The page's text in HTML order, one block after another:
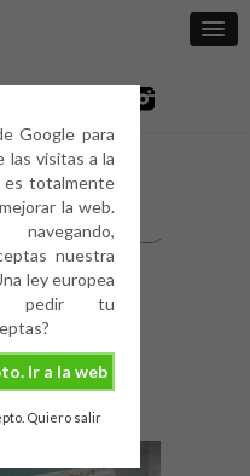
Google para
las visitas a la
es totalmente
la web.
nuestra
ley europea
pedir tu
Ir a la web
Quiero salir